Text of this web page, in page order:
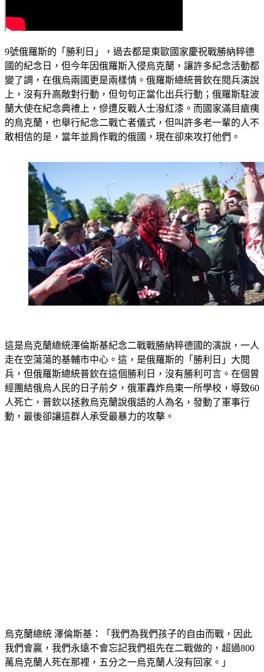
9號俄羅斯的「勝利日」，過去都是東歐國家慶祝戰勝納粹德
國的紀念日，但今年因俄羅斯入侵烏克蘭，讓許多紀念活動都
變了調，在俄烏兩國更是兩樣情。俄羅斯總統普欽在閱兵演說
上，沒有升高敵對行動，但句句正當化出兵行動；俄羅斯駐波
蘭大使在紀念典禮上，慘遭反戰人士潑紅漆。而國家滿目瘡痍
的烏克蘭，也舉行紀念二戰亡者儀式，但叫許多老一輩的人不
這是烏克蘭總統澤倫斯基紀念二戰戰勝納粹德國的演說，一人
走在空蕩蕩的基輔市中心。這，是俄羅斯的「勝利日」大閱
兵，但俄羅斯總統普欽在這個勝利日，沒有勝利可言。在個曾
經團結俄烏人民的日子前夕，俄軍轟炸烏東一所學校，導致60
人死亡，普欽以拯救烏克蘭說俄語的人為名，發動了軍事行
烏克蘭總統 澤倫斯基：「我們為我們孩子的自由而戰，因此
我們會贏，我們永遠不會忘記我們祖先在二戰做的，超過800